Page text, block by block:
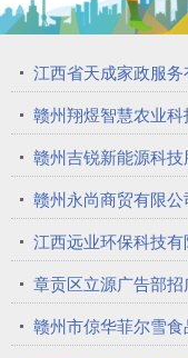
江西省天成家政服
赣州翔煜智慧农业
赣州吉锐新能源科
赣州永尚商贸有限
江西远业环保科技
章贡区立源广告部
赣州市倞华菲尔雪